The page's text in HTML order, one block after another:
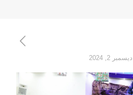
ديسمبر 2, 2024